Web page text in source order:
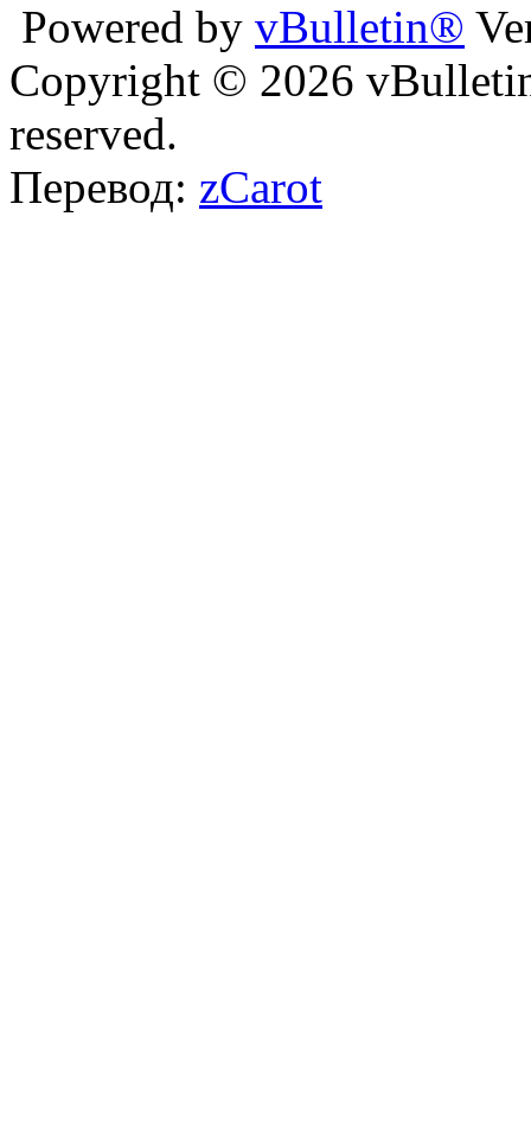
Powered by vBulletin®
Copyright © 2026
reserved.
Перевод: zCarot